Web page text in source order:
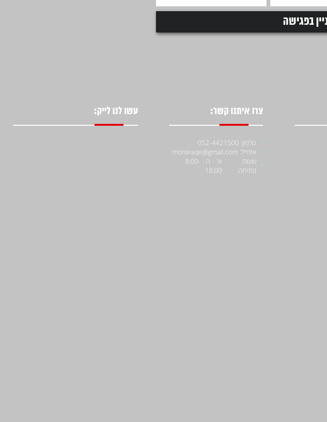
צרו איתנו קשר:
טלפון: 052-4421500
אימייל: moniiraqe@gmail.com
שעות
פתיחה:
א' - ה : 8:00-
18:00
עשו לנו לייק: